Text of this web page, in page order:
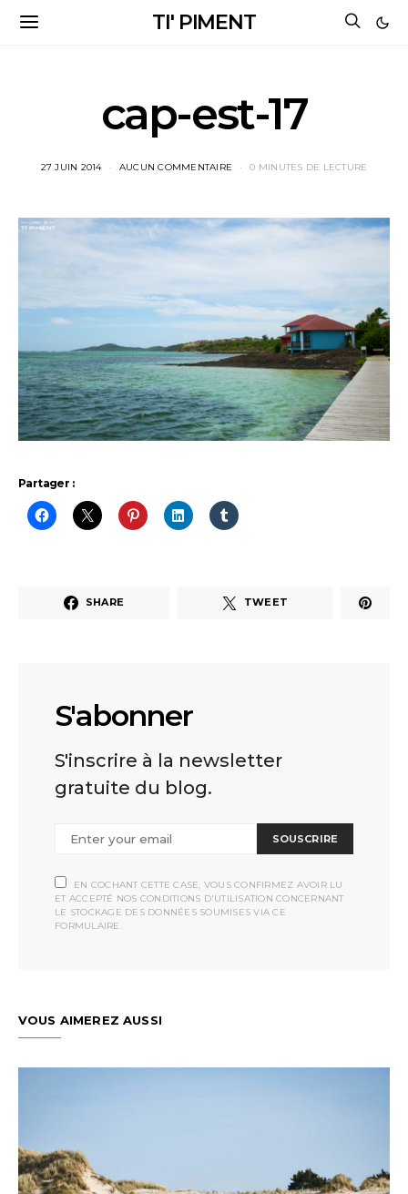
TI' PIMENT
cap-est-17
27 JUIN 2014 AUCUN COMMENTAIRE 0 MINUTES DE LECTURE
Partager :
SHARE TWEET
S'abonner
S'inscrire à la newsletter
gratuite du blog.
SOUSCRIRE
EN COCHANT CETTE CASE, VOUS CONFIRMEZ AVOIR LU
ET ACCEPTÉ NOS CONDITIONS D'UTILISATION CONCERNANT
LE STOCKAGE DES DONNÉES SOUMISES VIA CE
FORMULAIRE.
VOUS AIMEREZ AUSSI